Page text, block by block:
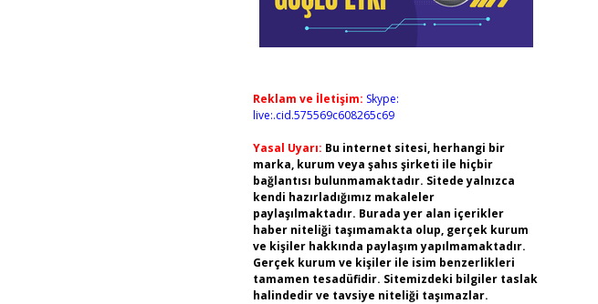
Reklam ve İletişim: Skype:
live:.cid.575569c608265c69
Yasal Uyarı: Bu internet sitesi, herhangi bir
marka, kurum veya şahıs şirketi ile hiçbir
bağlantısı bulunmamaktadır. Sitede yalnızca
kendi hazırladığımız makaleler
paylaşılmaktadır. Burada yer alan içerikler
haber niteliği taşımamakta olup, gerçek kurum
ve kişiler hakkında paylaşım yapılmamaktadır.
Gerçek kurum ve kişiler ile isim benzerlikleri
tamamen tesadüfidir. Sitemizdeki bilgiler taslak
halindedir ve tavsiye niteliği taşımazlar.